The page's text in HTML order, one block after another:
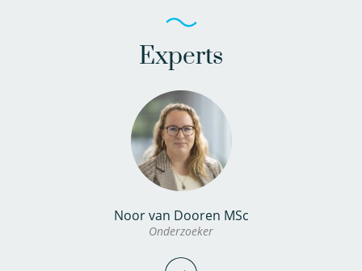
Experts
Noor van Dooren MSc
Onderzoeker